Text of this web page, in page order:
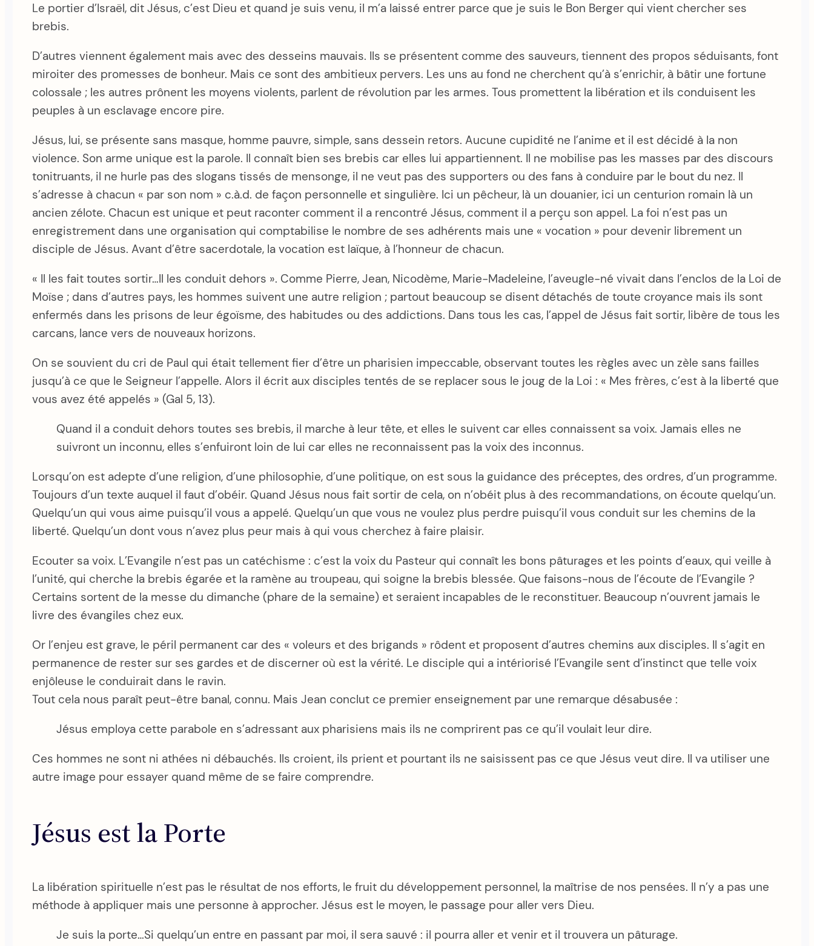
Le portier d’Israël, dit Jésus, c’est Dieu et quand je suis venu, il m’a laissé entrer parce que je suis le Bon Berger qui vient chercher ses
brebis.
D’autres viennent également mais avec des desseins mauvais. Ils se présentent comme des sauveurs, tiennent des propos séduisants, font
miroiter des promesses de bonheur. Mais ce sont des ambitieux pervers. Les uns au fond ne cherchent qu’à s’enrichir, à bâtir une fortune
colossale ; les autres prônent les moyens violents, parlent de révolution par les armes. Tous promettent la libération et ils conduisent les
peuples à un esclavage encore pire.
Jésus, lui, se présente sans masque, homme pauvre, simple, sans dessein retors. Aucune cupidité ne l’anime et il est décidé à la non
violence. Son arme unique est la parole. Il connaît bien ses brebis car elles lui appartiennent. Il ne mobilise pas les masses par des discours
tonitruants, il ne hurle pas des slogans tissés de mensonge, il ne veut pas des supporters ou des fans à conduire par le bout du nez. Il
s’adresse à chacun « par son nom » c.à.d. de façon personnelle et singulière. Ici un pêcheur, là un douanier, ici un centurion romain là un
ancien zélote. Chacun est unique et peut raconter comment il a rencontré Jésus, comment il a perçu son appel. La foi n’est pas un
enregistrement dans une organisation qui comptabilise le nombre de ses adhérents mais une « vocation » pour devenir librement un
disciple de Jésus. Avant d’être sacerdotale, la vocation est laïque, à l’honneur de chacun.
« Il les fait toutes sortir…Il les conduit dehors ». Comme Pierre, Jean, Nicodème, Marie-Madeleine, l’aveugle-né vivait dans l’enclos de la Loi de
Moïse ; dans d’autres pays, les hommes suivent une autre religion ; partout beaucoup se disent détachés de toute croyance mais ils sont
enfermés dans les prisons de leur égoïsme, des habitudes ou des addictions. Dans tous les cas, l’appel de Jésus fait sortir, libère de tous les
carcans, lance vers de nouveaux horizons.
On se souvient du cri de Paul qui était tellement fier d’être un pharisien impeccable, observant toutes les règles avec un zèle sans failles
jusqu’à ce que le Seigneur l’appelle. Alors il écrit aux disciples tentés de se replacer sous le joug de la Loi : « Mes frères, c’est à la liberté que
vous avez été appelés » (Gal 5, 13).
Quand il a conduit dehors toutes ses brebis, il marche à leur tête, et elles le suivent car elles connaissent sa voix. Jamais elles ne
suivront un inconnu, elles s’enfuiront loin de lui car elles ne reconnaissent pas la voix des inconnus.
Lorsqu’on est adepte d’une religion, d’une philosophie, d’une politique, on est sous la guidance des préceptes, des ordres, d’un programme.
Toujours d’un texte auquel il faut d’obéir. Quand Jésus nous fait sortir de cela, on n’obéit plus à des recommandations, on écoute quelqu’un.
Quelqu’un qui vous aime puisqu’il vous a appelé. Quelqu’un que vous ne voulez plus perdre puisqu’il vous conduit sur les chemins de la
liberté. Quelqu’un dont vous n’avez plus peur mais à qui vous cherchez à faire plaisir.
Ecouter sa voix. L’Evangile n’est pas un catéchisme : c’est la voix du Pasteur qui connaît les bons pâturages et les points d’eaux, qui veille à
l’unité, qui cherche la brebis égarée et la ramène au troupeau, qui soigne la brebis blessée. Que faisons-nous de l’écoute de l’Evangile ?
Certains sortent de la messe du dimanche (phare de la semaine) et seraient incapables de le reconstituer. Beaucoup n’ouvrent jamais le
livre des évangiles chez eux.
Or l’enjeu est grave, le péril permanent car des « voleurs et des brigands » rôdent et proposent d’autres chemins aux disciples. Il s’agit en
permanence de rester sur ses gardes et de discerner où est la vérité. Le disciple qui a intériorisé l’Evangile sent d’instinct que telle voix
enjôleuse le conduirait dans le ravin.
Tout cela nous paraît peut-être banal, connu. Mais Jean conclut ce premier enseignement par une remarque désabusée :
Jésus employa cette parabole en s’adressant aux pharisiens mais ils ne comprirent pas ce qu’il voulait leur dire.
Ces hommes ne sont ni athées ni débauchés. Ils croient, ils prient et pourtant ils ne saisissent pas ce que Jésus veut dire. Il va utiliser une
autre image pour essayer quand même de se faire comprendre.
Jésus est la Porte
La libération spirituelle n’est pas le résultat de nos efforts, le fruit du développement personnel, la maîtrise de nos pensées. Il n’y a pas une
méthode à appliquer mais une personne à approcher. Jésus est le moyen, le passage pour aller vers Dieu.
Je suis la porte…Si quelqu’un entre en passant par moi, il sera sauvé : il pourra aller et venir et il trouvera un pâturage.